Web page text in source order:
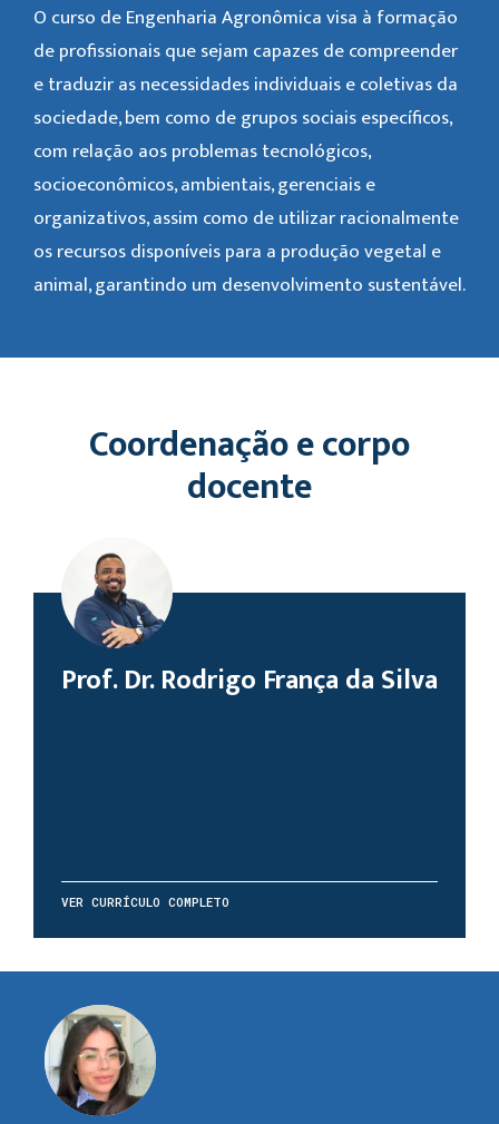
O curso de Engenharia Agronômica visa à formação
de profissionais que sejam capazes de compreender
e traduzir as necessidades individuais e coletivas da
sociedade, bem como de grupos sociais específicos,
com relação aos problemas tecnológicos,
socioeconômicos, ambientais, gerenciais e
organizativos, assim como de utilizar racionalmente
os recursos disponíveis para a produção vegetal e
animal, garantindo um desenvolvimento sustentável.
Coordenação e corpo
docente
Prof. Dr. Rodrigo França da Silva
VER CURRÍCULO COMPLETO